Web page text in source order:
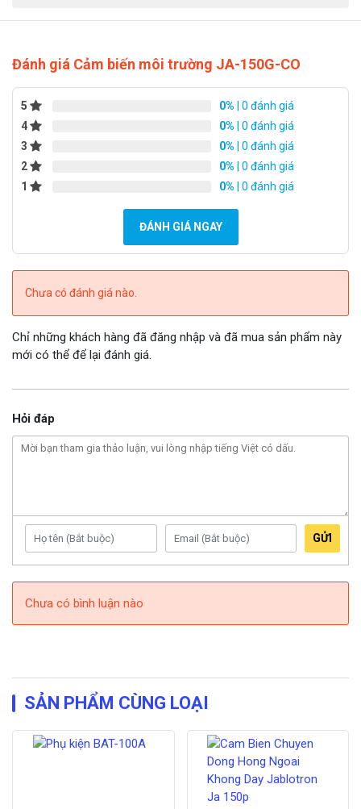
Đánh giá Cảm biến môi trường JA-150G-CO
5 0% | 0 đánh giá
4
0% | 0 đánh giá
3
0% | 0 đánh giá
2
0% | 0 đánh giá
1
0% | 0 đánh giá
ĐÁNH GIÁ NGAY
Chưa có đánh giá nào.
Chỉ những khách hàng đã đăng nhập và đã mua sản phẩm này
mới có thể để lại đánh giá.
Hỏi đáp
GỬI
Chưa có bình luận nào
SẢN PHẨM CÙNG LOẠI